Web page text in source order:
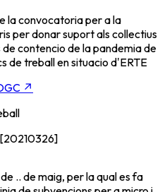
la convocatoria per a la
per donar suport als collectius
contencio de la pandemia de
de treball en situacio d'ERTE
↗
.. de maig, per la qual es fa